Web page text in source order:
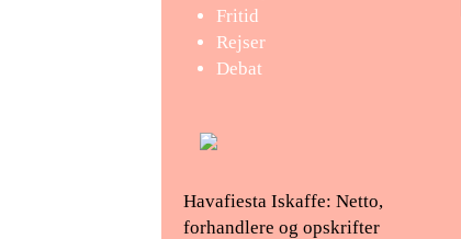
Fritid
Rejser
Debat
Havafiesta Iskaffe: Netto,
forhandlere og opskrifter